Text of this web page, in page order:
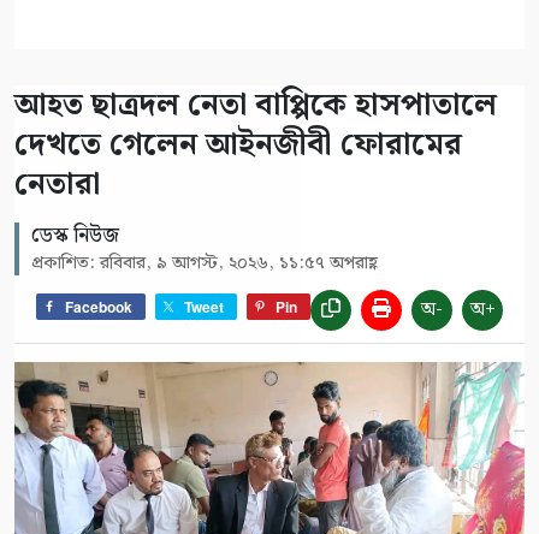
আহত ছাত্রদল নেতা বাপ্পিকে হাসপাতালে
দেখতে গেলেন আইনজীবী ফোরামের
নেতারা
ডেস্ক নিউজ
প্রকাশিত: রবিবার, ৯ আগস্ট, ২০২৬, ১১:৫৭ অপরাহ্ণ
Facebook Tweet Pin অ- অ+